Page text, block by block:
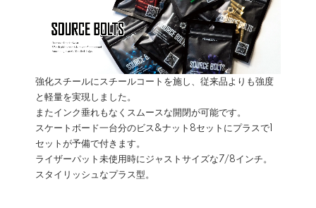
強化スチールにスチールコートを施し、従来品よりも強度
と軽量を実現しました。
またインク垂れもなくスムースな開閉が可能です。
スケートボード一台分のビス&ナット8セットにプラスで1
セットが予備で付きます。
ライザーパット未使用時にジャストサイズな7/8インチ。
スタイリッシュなプラス型。